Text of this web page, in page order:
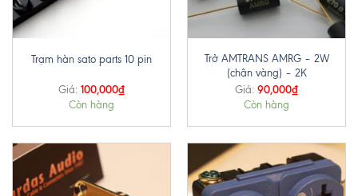
Trạm hàn sato parts 10 pin
Giá: 100,000₫
Còn hàng
Trở AMTRANS AMRG – 2W
(chân vàng) – 2K
Giá: 90,000₫
Còn hàng